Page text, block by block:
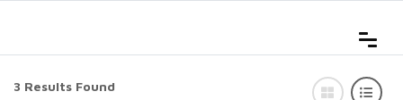
3 Results Found